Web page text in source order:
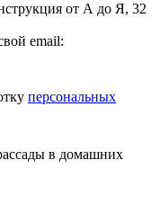
от А до Я, 32
email:
персональных
в домашних